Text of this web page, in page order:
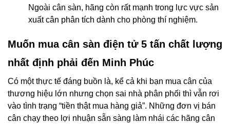
Ngoài cân sàn, hãng còn rất mạnh trong lực vực sản
xuất cân phân tích dành cho phòng thí nghiệm.
Muốn mua cân sàn điện tử 5 tấn chất lượng
nhất định phải đến Minh Phúc
Có một thực tế đáng buồn là, kể cả khi bạn mua cân của
thương hiệu lớn nhưng chọn sai nhà phân phối thì vẫn rơi
vào tình trạng “tiền thật mua hàng giả”. Những đơn vị bán
cân chạy theo lợi nhuận sẵn sàng làm nhái các hãng cân